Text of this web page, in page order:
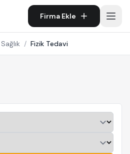
Firma Ekle
Sağlık / Fizik Tedavi